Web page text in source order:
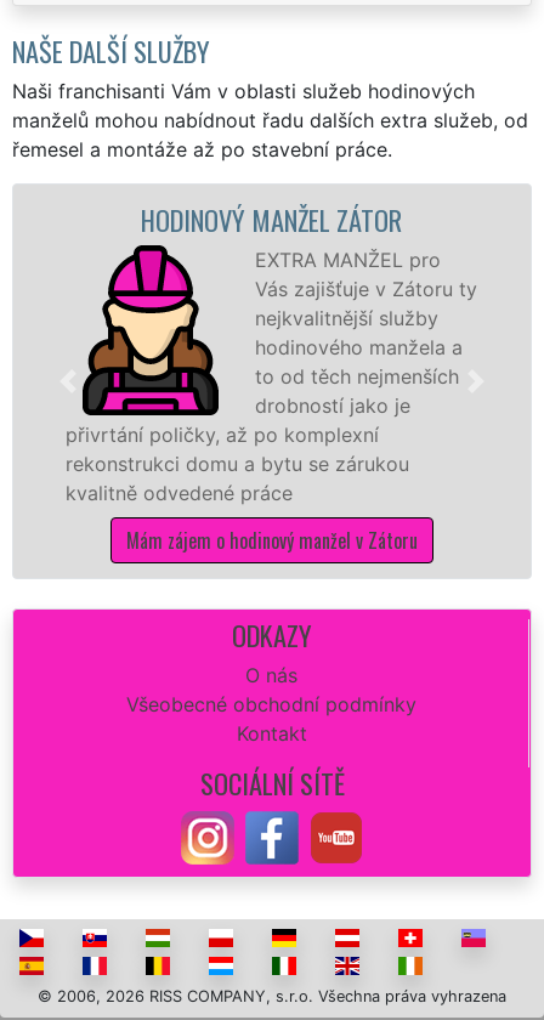
NAŠE DALŠÍ SLUŽBY
Naši franchisanti Vám v oblasti služeb hodinových
manželů mohou nabídnout řadu dalších extra služeb, od
řemesel a montáže až po stavební práce.
HODINOVÝ MANŽEL ZÁTOR
EXTRA MANŽEL pro
Vás zajišťuje v Zátoru ty
nejkvalitnější služby
hodinového manžela a
to od těch nejmenších
drobností jako je
poličky, až po komplexní
domu a bytu se zárukou
práce
zájem o hodinový manžel v Zátoru
ODKAZY
O nás
Všeobecné obchodní podmínky
Kontakt
SOCIÁLNÍ SÍTĚ